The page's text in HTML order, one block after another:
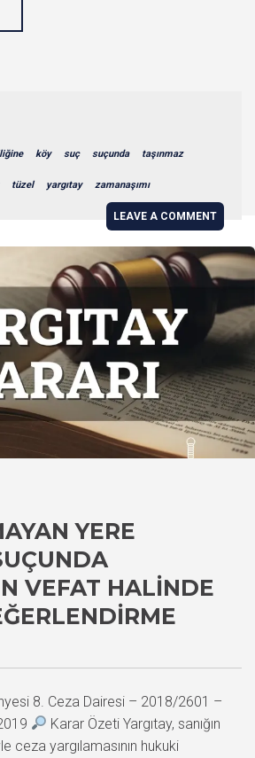
köy suç suçunda taşınmaz
tüzel yargıtay zamanaşımı
LEAVE A COMMENT
YERE
VEFAT HALINDE
8. Ceza Dairesi – 2018/2601 –
Karar Özeti Yargıtay, sanığın
ceza yargılamasının hukuki